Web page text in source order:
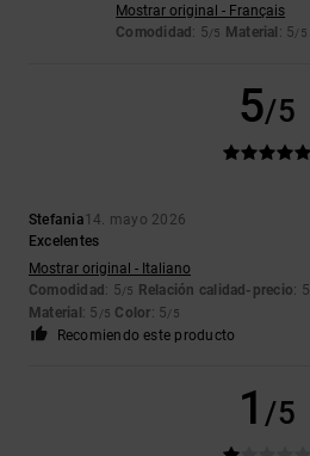
Mostrar original - Français
Comodidad: 5/5 Material : 5/5
5/5
Stefania14. mayo 2026
Excelentes
Mostrar original - Italiano
Comodidad: 5/5 Relación calidad-precio: 5
Material: 5 /5 Color: 5/5
Recomiendo este producto
1 /5